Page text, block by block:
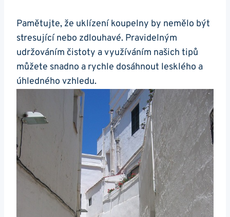
Pamětujte, že uklízení koupelny by nemělo být
stresující nebo zdlouhavé. Pravidelným
udržováním čistoty a využíváním našich tipů
můžete snadno a rychle dosáhnout lesklého a
úhledného vzhledu.